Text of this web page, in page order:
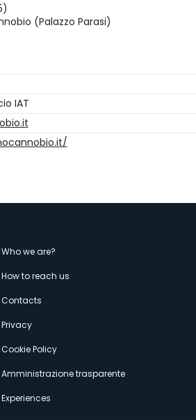
(Palazzo Parasi)
IAT
Menù
secondario
Who we are?
How to reach us
Contacts
Privacy
Cookie Policy
Amministrazione trasparente
Experiences